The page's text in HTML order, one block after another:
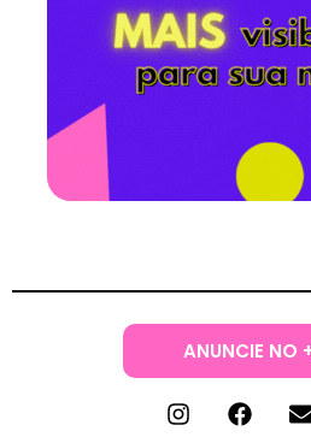
ANUNCIE NO